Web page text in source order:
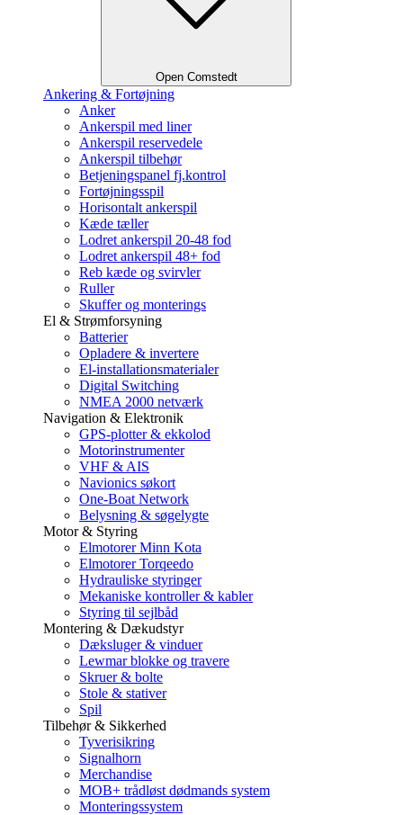
Open Comstedt
Ankering & Fortøjning
Anker
Ankerspil med liner
Ankerspil reservedele
Ankerspil tilbehør
Betjeningspanel fj.kontrol
Fortøjningsspil
Horisontalt ankerspil
Kæde tæller
Lodret ankerspil 20-48 fod
Lodret ankerspil 48+ fod
Reb kæde og svirvler
Ruller
Skuffer og monterings
El & Strømforsyning
Batterier
Opladere & invertere
El-installationsmaterialer
Digital Switching
NMEA 2000 netværk
Navigation & Elektronik
GPS-plotter & ekkolod
Motorinstrumenter
VHF & AIS
Navionics søkort
One-Boat Network
Belysning & søgelygte
Motor & Styring
Elmotorer Minn Kota
Elmotorer Torqeedo
Hydrauliske styringer
Mekaniske kontroller & kabler
Styring til sejlbåd
Montering & Dækudstyr
Dæksluger & vinduer
Lewmar blokke og travere
Skruer & bolte
Stole & stativer
Spil
Tilbehør & Sikkerhed
Tyverisikring
Signalhorn
Merchandise
MOB+ trådløst dødmands system
Monteringssystem